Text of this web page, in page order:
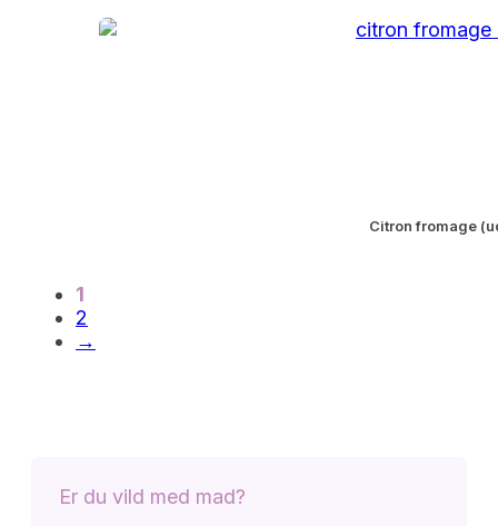
Citron fromage
1
2
→
Er du vild med mad?